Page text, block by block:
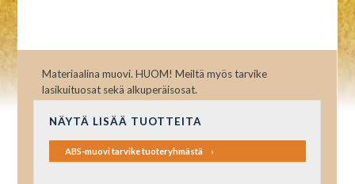
Materiaalina muovi. HUOM! Meiltä myös tarvike
lasikuituosat sekä alkuperäisosat.
NÄYTÄ LISÄÄ TUOTTEITA
ABS-muovi tarvike tuoteryhmästä